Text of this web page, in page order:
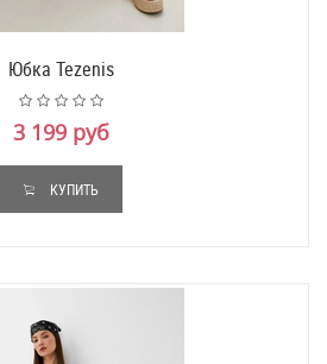
Юбка Tezenis
3 199 руб
КУПИТЬ